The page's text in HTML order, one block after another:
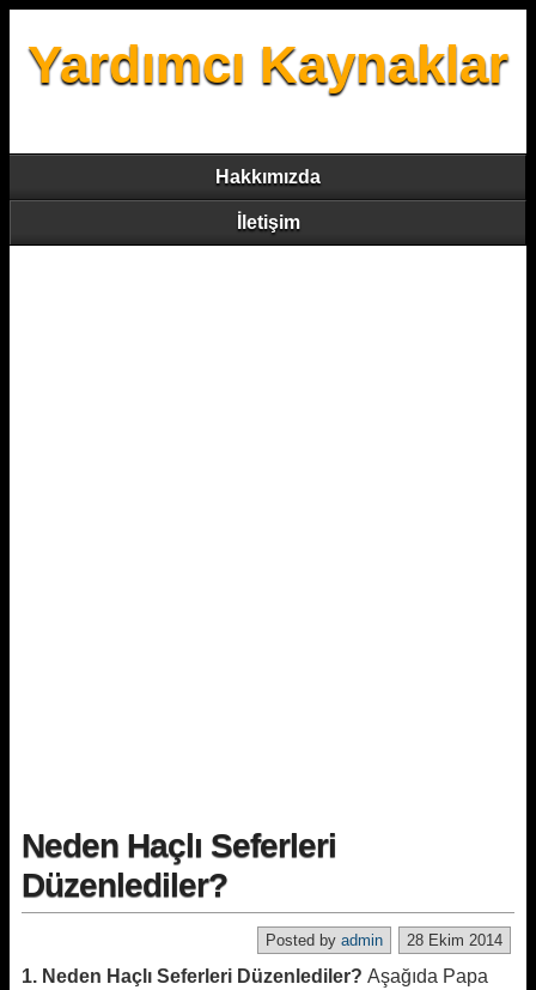
Yardımcı Kaynaklar
Hakkımızda
İletişim
Neden Haçlı Seferleri
Düzenlediler?
28 Ekim 2014
Posted by admin
1. Neden Haçlı Seferleri Düzenlediler? Aşağıda Papa